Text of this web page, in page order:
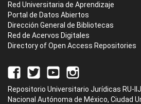
Red Universitaria de Aprendizaje
Portal de Datos Abiertos
Dirección General de Bibliotecas
Red de Acervos Digitales
Directory of Open Access Repositories
Repositorio Universitario Jurídicas RU-
Nacional Autónoma de México, Ciudad